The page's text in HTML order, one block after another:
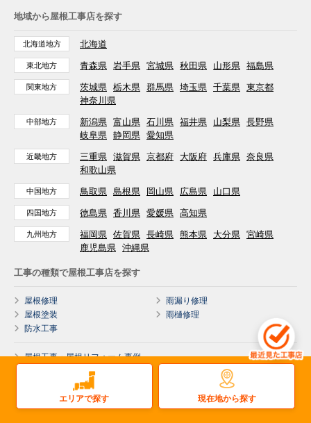
地域から屋根工事店を探す
北海道地方 北海道
東北地方 青森県 岩手県 宮城県 秋田県 山形県 福島県
関東地方 茨城県 栃木県 群馬県 埼玉県 千葉県 東京都
神奈川県
中部地方 新潟県 富山県 石川県 福井県 山梨県 長野県
岐阜県 静岡県 愛知県
近畿地方 三重県 滋賀県 京都府 大阪府 兵庫県 奈良県
和歌山県
中国地方 鳥取県 島根県 岡山県 広島県 山口県
四国地方 徳島県 香川県 愛媛県 高知県
九州地方 福岡県 佐賀県 長崎県 熊本県 大分県 宮崎県
鹿児島県 沖縄県
工事の種類で屋根工事店を探す
屋根修理
雨漏り修理
屋根塗装
雨樋修理
防水工事
屋根工事・屋根リフォーム事例
やねいろはについて
エリアで探す 現在地から探す